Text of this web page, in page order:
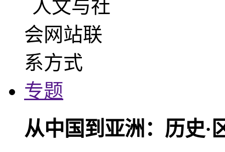
专题
从中国到亚洲：历史·